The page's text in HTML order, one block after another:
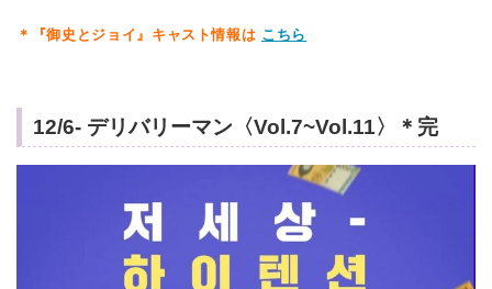
＊『御史とジョイ』キャスト情報は こちら
12/6- デリバリーマン〈Vol.7~Vol.11〉＊完